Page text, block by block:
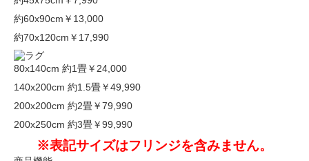
約60x90cm ￥13,000
約70x120cm ￥17,990
80x140cm 約1畳￥24,000
140x200cm 約1.5畳￥49,990
200x200cm 約2畳￥79,990
200x250cm 約3畳￥99,990
※表記サイズはフリンジを含みません。